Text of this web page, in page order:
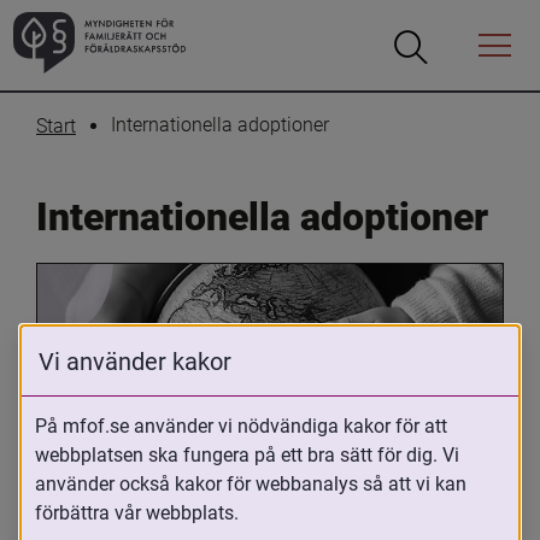
Öppna
Öppna
Menyn
Start Internationella adoptioner
Internationella adoptioner
Oavsett om du är adopterad,
adoptivförälder eller arbetar med
Vi använder kakor
På mfof.se använder vi nödvändiga kakor för att
webbplatsen ska fungera på ett bra sätt för dig. Vi
använder också kakor för webbanalys så att vi kan
förbättra vår webbplats.